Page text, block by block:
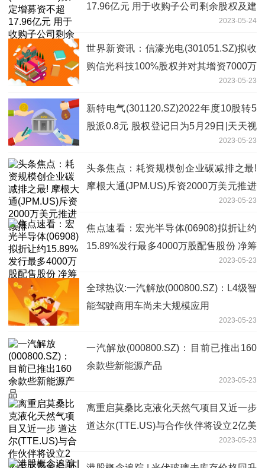
17.96亿元 用于收购子公司剩余股权及建
2023-05-24
世界新资讯：信濠光电(301051.SZ)拟收
购信光科技100%股权并对其增资7000万
2023-05-23
新特电气(301120.SZ)2022年度10股转5
股派0.8元 股权登记日为5月29日|天天视
2023-05-23
头条焦点：耗资规模创企业碳减排之最!
摩根大通(JPM.US)斥资2000万美元推进
2023-05-23
焦点速看：宏光半导体(06908)拟折让约
15.89%发行最多4000万股配售股份 净筹
2023-05-23
全球热议:一汽解放(000800.SZ)：L4级智
能驾驶商用车尚未大规模应用
2023-05-23
一汽解放(000800.SZ)：目前已推出160
余款些新能源产品
2023-05-23
离重启莫桑比克液化天然气项目又近一步
道达尔(TTE.US)与合作伙伴将设立2亿美
2023-05-23